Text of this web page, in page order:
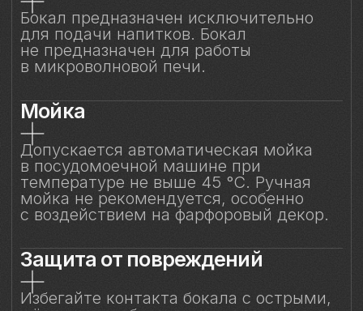
складывать бокалы горизонтально друг
на друга.
Особый уход
деликатного обращения:
не рекомендуется прикасаться
к декору руками или подвергать его
нагрузкам. Аккуратное обращение
позволит бокалу долгие годы сохранять
безупречный вид и радовать вас своей
красотой. Не предназначен для нагрева
в микроволновой печи.
Сертификация и
Изделие прошло все необходимые
испытания и имеет сертификаты
соответствия. Бокал безопасен для